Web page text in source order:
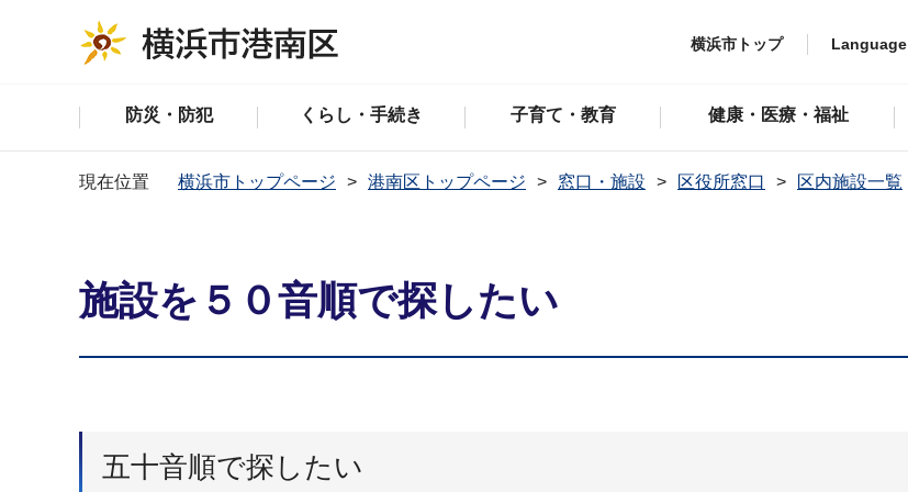
横浜市トップ Language
防災・防犯 くらし・手続き 子育て・教育 健康・医療・福祉
現在位置 横浜市トップページ 港南区トップページ 窓口・施設 区役所窓口 区内施設一覧
施設を５０音順で探したい
五十音順で探したい